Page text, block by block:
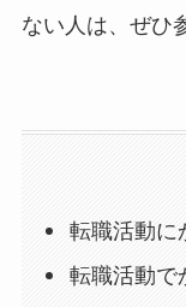
ない人は、ぜひ
転職活動に
転職活動で